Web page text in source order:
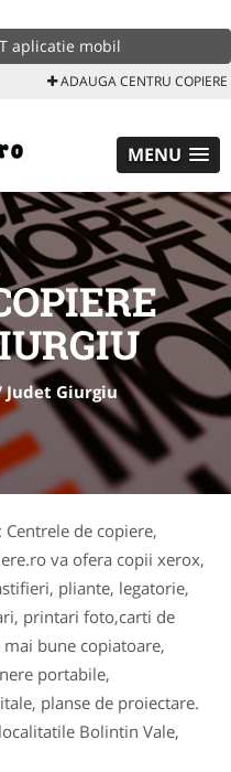
aplicatie mobil
ADAUGA CENTRU COPIERE
MENU
Judet Giurgiu
: Centrele de copiere,
va ofera copii xerox,
pliante, legatorie,
printari foto,carti de
bune copiatoare,
portabile,
planse de proiectare.
Bolintin Vale,